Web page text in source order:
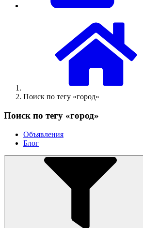
Поиск по тегу «город»
Поиск по тегу «город»
Объявления
Блог